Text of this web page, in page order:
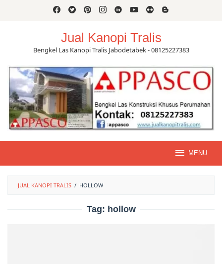
Jual Kanopi Tralis
Bengkel Las Kanopi Tralis Jabodetabek - 08125227383
MENU
JUAL KANOPI TRALIS / HOLLOW
Tag: hollow